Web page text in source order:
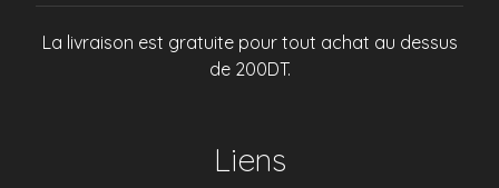
La livraison est gratuite pour tout achat au dessus
de 200DT.
Liens